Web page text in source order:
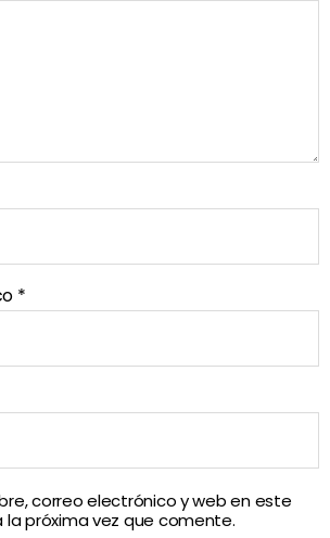
*
correo electrónico y web en este
próxima vez que comente.